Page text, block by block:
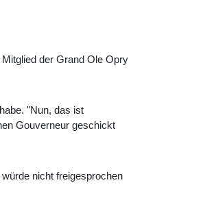
der Grand Ole Opry
"Nun, das ist
Gouverneur geschickt
nicht freigesprochen